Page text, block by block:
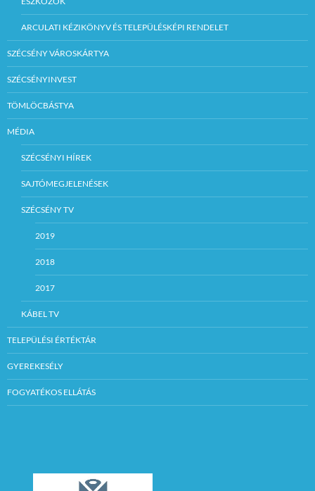
ARCULATI KÉZIKÖNYV ÉS TELEPÜLÉSKÉPI RENDELET
SZÉCSÉNY VÁROSKÁRTYA
SZÉCSÉNYINVEST
TÖMLÖCBÁSTYA
MÉDIA
SZÉCSÉNYI HÍREK
SAJTÓMEGJELENÉSEK
SZÉCSÉNY TV
2019
2018
2017
KÁBEL TV
TELEPÜLÉSI ÉRTÉKTÁR
GYEREKESÉLY
FOGYATÉKOS ELLÁTÁS